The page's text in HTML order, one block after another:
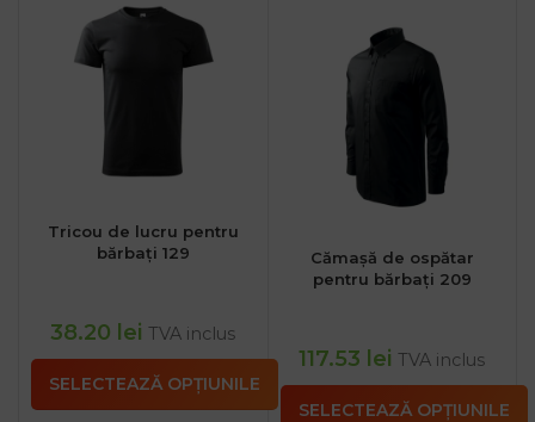
Tricou de lucru pentru
bărbați 129
38.20 lei TVA inclus
SELECTEAZĂ OPȚIUNILE
Cămașă de ospătar
pentru bărbați 209
117.53 lei TVA inclus
SELECTEAZĂ OPȚIUNILE